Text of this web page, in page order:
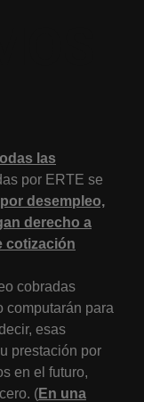
las
por ERTE se
desempleo,
derecho a
cotización
cobradas
computarán para
esas
prestación por
en el futuro,
(En una